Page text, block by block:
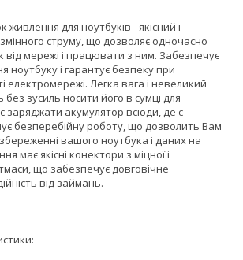
живлення для ноутбуків - якісний і
струму, що дозволяє одночасно
від мережі і працювати з ним. Забезпечує
ноутбуку і гарантує безпеку при
електромережі. Легка вага і невеликий
зусиль носити його в сумці для
заряджати акумулятор всюди, де є
безперебійну роботу, що дозволить Вам
вашого ноутбука і даних на
має якісні конектори з міцної і
що забезпечує довговічне
від займань.